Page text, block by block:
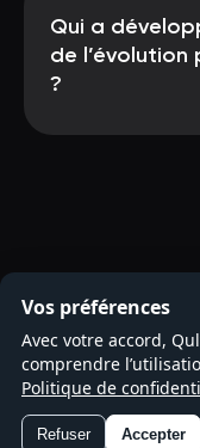
Qui a
de l’évolution
?
Vos préférences
Avec votre accord,
comprendre
Politique de
Refuser Accepter